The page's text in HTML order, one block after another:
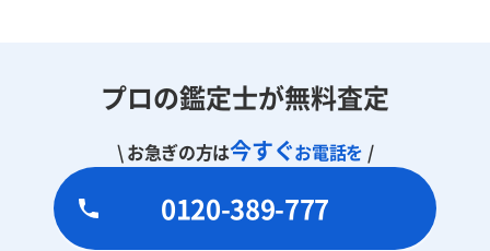
プロの鑑定士が無料査定
\ お急ぎの方は今すぐお電話を /
0120-389-777